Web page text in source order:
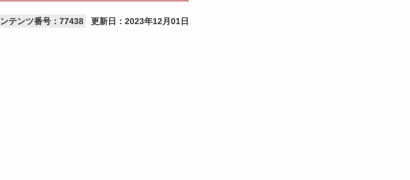
テンツ番号：77438 更新日： 2023年12月01日